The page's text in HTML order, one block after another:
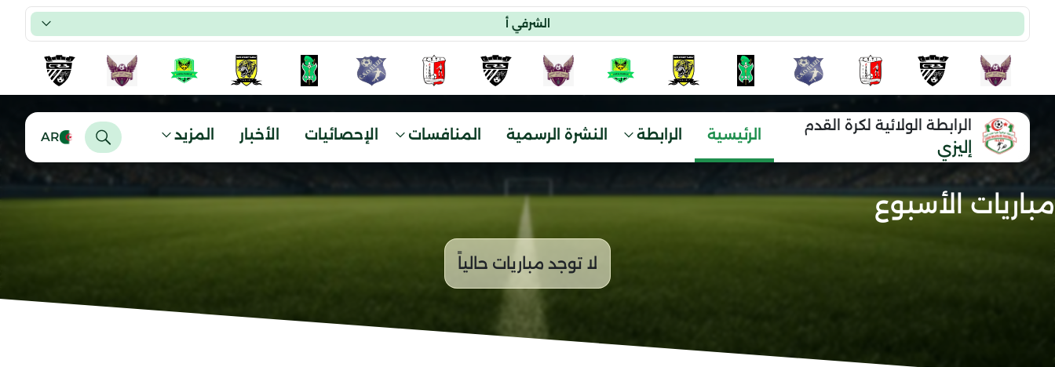
الشرفي أ
الرابطة الولائية لكرة القدم
إليزي
الرئيسية الرابطة النشرة الرسمية المنافسات الإحصائيات الأخبار المزيد AR
مباريات الأسبوع